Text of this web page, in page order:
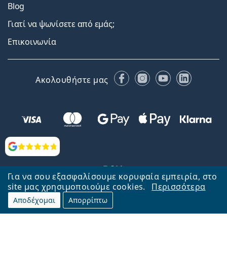
Για να σου εξασφαλίσουμε κορυφαία εμπειρία, στο
site μας χρησιμοποιούμε cookies.
Περισσότερα
Αποδέχομαι Απορρίπτω
Αξιολογήσεις
Blog
Γιατί να ψωνίσετε από εμάς;
Επικοινωνία
Ακολουθήστε μας FacebookInstagram
YouTubeLinkedIn
Επιστροφή στην αρχική σελίδα